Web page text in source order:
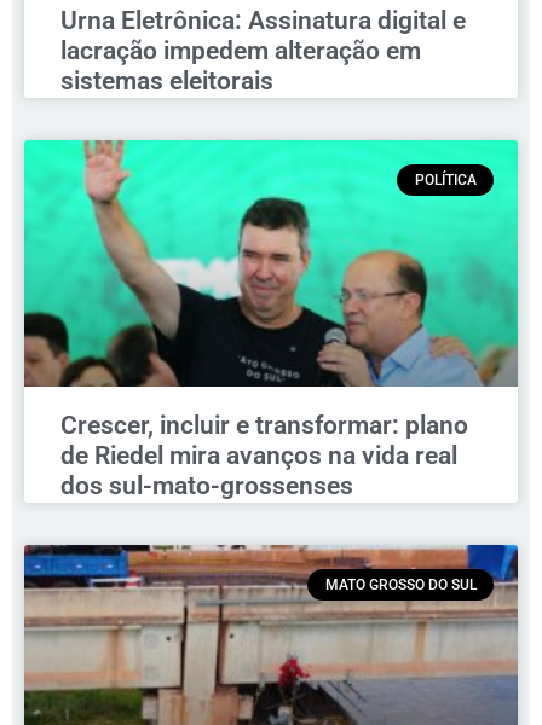
Urna Eletrônica: Assinatura digital e
lacração impedem alteração em
sistemas eleitorais
POLÍTICA
Crescer, incluir e transformar: plano
de Riedel mira avanços na vida real
dos sul-mato-grossenses
MATO GROSSO DO SUL